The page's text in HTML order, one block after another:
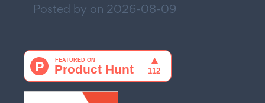
Posted by on 2026-08-09